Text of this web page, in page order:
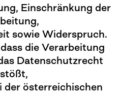
Einschränkung der
sowie Widerspruch.
die Verarbeitung
Datenschutzrecht
der österreichischen